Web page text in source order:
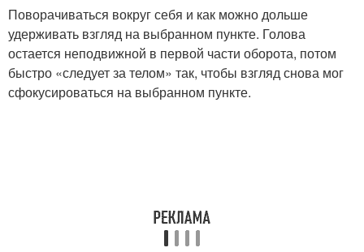
Поворачиваться вокруг себя и как можно дольше
удерживать взгляд на выбранном пункте. Голова
остается неподвижной в первой части оборота, потом
быстро «следует за телом» так, чтобы взгляд снова мог
сфокусироваться на выбранном пункте.